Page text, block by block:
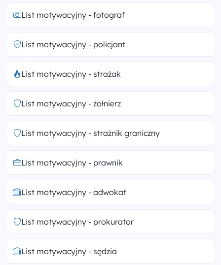
List motywacyjny - fotograf
List motywacyjny - policjant
List motywacyjny - strażak
List motywacyjny - żołnierz
List motywacyjny - strażnik graniczny
List motywacyjny - prawnik
List motywacyjny - adwokat
List motywacyjny - prokurator
List motywacyjny - sędzia